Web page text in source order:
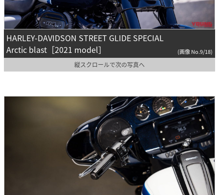
HARLEY-DAVIDSON STREET GLIDE SPECIAL
Arctic blast［2021 model］
(画像 No.9/18)
縦スクロールで次の写真へ